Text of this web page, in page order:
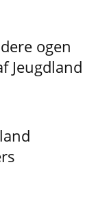
ogen
Jeugdland